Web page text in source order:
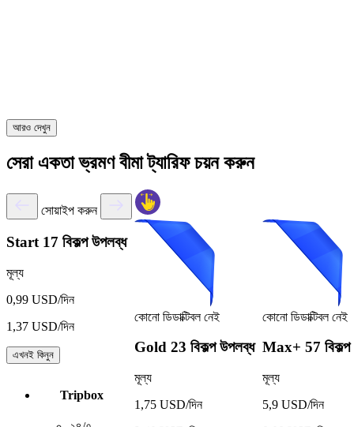
আরও দেখুন
সেরা একতা ভ্রমণ বীমা ট্যারিফ চয়ন করুন
সোয়াইপ করুন
Start 17 বিকল্প উপলব্ধ
মূল্য
0,99 USD/দিন
1,37 USD/দিন
এখনই কিনুন
Tripbox
কোনো ডিডাক্টিবল নেই
Gold 23 বিকল্প উপলব্ধ
মূল্য
1,75 USD/দিন
কোনো ডিডাক্টিবল নেই
Max+ 57
মূল্য
5,9 USD/দিন